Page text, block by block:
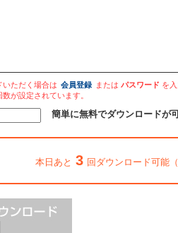
ただく場合は 会員登録 または パスワード を
が設定されています。
簡単に無料でダウンロードが
本日あと 3 回ダウンロード可能